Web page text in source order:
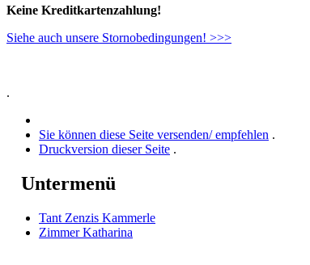
Keine Kreditkartenzahlung!
Siehe auch unsere Stornobedingungen! >>>
.
Sie können diese Seite versenden/ empfehlen .
Druckversion dieser Seite .
Untermenü
Tant Zenzis Kammerle
Zimmer Katharina